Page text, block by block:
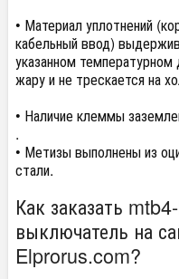
• Материал уплотнений
кабельный ввод)
указанном
жару и не трескается на
• Наличие клеммы
.
• Метизы выполнены из
стали.
Как заказать
выключатель на
Elprorus.com?